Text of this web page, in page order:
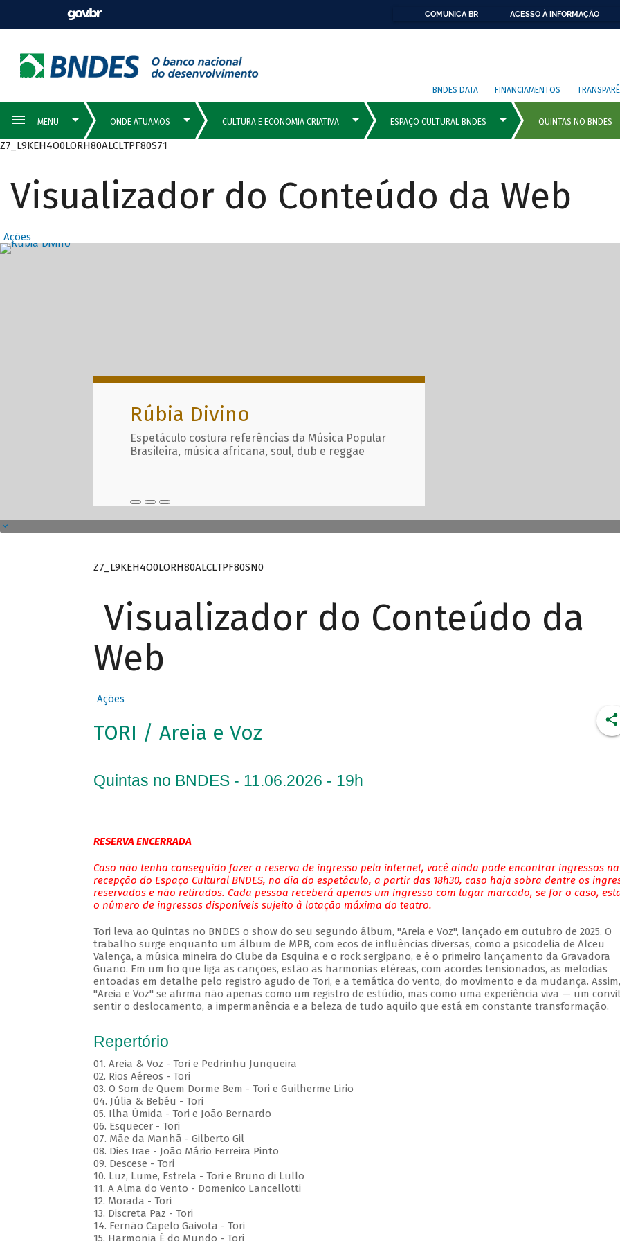
COMUNICA BR ACESSO À INFORMAÇÃO
BNDES DATA FINANCIAMENTOS
Z7_L9KEH4O0LORH80ALCLTPF80S71
Visualizador do Conteúdo da Web
Ações
Destaques Principais com
Rúbia Divino
Espetáculo costura referências da Música Popular
Brasileira, música africana, soul, dub e reggae
Z7_L9KEH4O0LORH80ALCLTPF80SN0
Visualizador do Conteúdo da
Web
Ações
TORI / Areia e Voz
Quintas no BNDES - 11.06.2026 - 19h
RESERVA ENCERRADA
Caso não tenha conseguido fazer a reserva de ingresso pela internet, você ainda pode encontrar ingressos na
recepção do Espaço Cultural BNDES, no dia do espetáculo, a partir das 18h30, caso haja sobra dentre os
reservados e não retirados. Cada pessoa receberá apenas um ingresso com lugar marcado, se for o caso,
o número de ingressos disponíveis sujeito à lotação máxima do teatro.
Tori leva ao Quintas no BNDES o show do seu segundo álbum, "Areia e Voz", lançado em outubro de 2025. O
trabalho surge enquanto um álbum de MPB, com ecos de influências diversas, como a psicodelia de Alceu
Valença, a música mineira do Clube da Esquina e o rock sergipano, e é o primeiro lançamento da Gravadora
Guano. Em um fio que liga as canções, estão as harmonias etéreas, com acordes tensionados, as melodias
entoadas em detalhe pelo registro agudo de Tori, e a temática do vento, do movimento e da mudança. Assim,
"Areia e Voz" se afirma não apenas como um registro de estúdio, mas como uma experiência viva — um
sentir o deslocamento, a impermanência e a beleza de tudo aquilo que está em constante transformação.
Repertório
01. Areia & Voz - Tori e Pedrinhu Junqueira
02. ⁠Rios Aéreos - Tori
03. O Som de Quem Dorme Bem - Tori e Guilherme Lirio
04. Júlia & Bebéu - Tori
05. Ilha Úmida - Tori e João Bernardo
06. Esquecer - Tori
07. Mãe da Manhã - Gilberto Gil
08. Dies Irae - João Mário Ferreira Pinto
09. Descese - Tori
10. Luz, Lume, Estrela - Tori e Bruno di Lullo
11. A Alma do Vento - Domenico Lancellotti
12. Morada - Tori
13. Discreta Paz - Tori
14. Fernão Capelo Gaivota - Tori